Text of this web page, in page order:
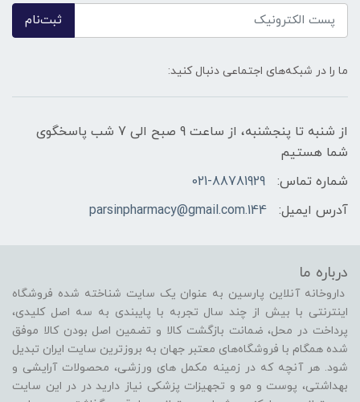
ثبت‌نام
ما را در شبکه‌های اجتماعی دنبال کنید:
از شنبه تا پنجشنبه، از ساعت 9 صبح الی 7 شب پاسخگوی
شما هستیم
شماره تماس:
021-88781929
آدرس ایمیل:
144.parsinpharmacy@gmail.com
درباره ما
داروخانه آنلاین پارسین به عنوان یک سایت شناخته شده فروشگاه
اینترنتی با بیش از چند سال تجربه با پایبندی به سه اصل کلیدی،
پرداخت در محل، ضمانت بازگشت کالا و تضمین اصل بودن کالا موفق
شده همگام با فروشگاه‌های معتبر جهان به بروزترین سایت ایران تبدیل
شود. هر آنچه که در زمینه مکمل های ورزشی، محصولات آرایشی و
بهداشتی، پوست و مو و تجهیزات پزشکی نیاز دارید در در این سایت